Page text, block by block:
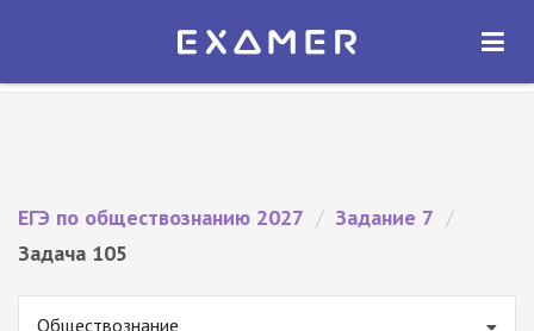
Экзамер — ЕГЭ 2027
ОТКРЫТЬ
ЕГЭ по обществознанию 2027 / Задание 7 /
Задача 105
Обществознание